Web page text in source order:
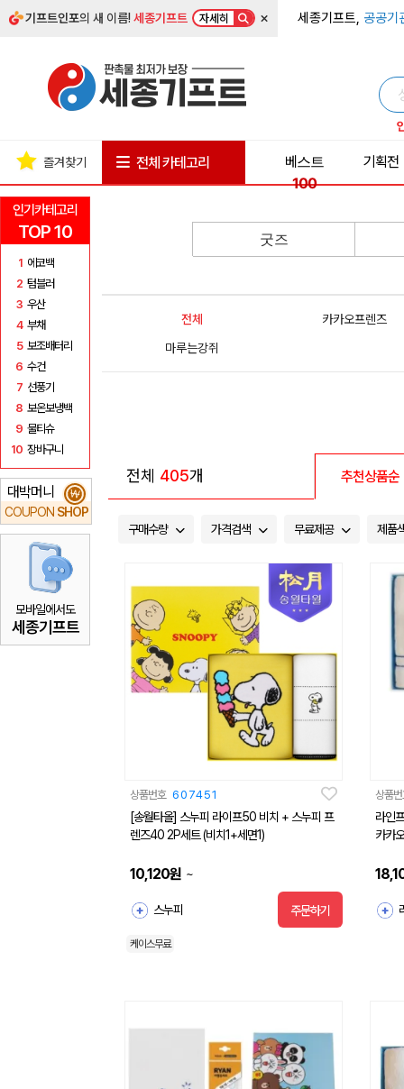
기프트인포의 새 이름!세종기프트 자세히 × 세종기프트, 공공기
인기카테고리
TOP 10
1 에코백
2 텀블러
3 우산
4 부채
5 보조배터리
6 수건
7 선풍기
8 보온보냉백
9 물티슈
10 장바구니
대박머니
COUPON SHOP
₩
모바일에서도
세종기프트
즐겨찾기 전체 카테고리
베스트
100
기획전
굿즈
전체
카카오프렌즈
마루는강쥐
전체 405개 추천상품순
구매수량 가격검색 무료제공 제품
상품번호 607451
[송월타올] 스누피 라이프50 비치 + 스누피 프
렌즈40 2P세트 (비치1+세면1)
10,120원 ~
스누피 주문하기
케이스무료
상품
라인
카카